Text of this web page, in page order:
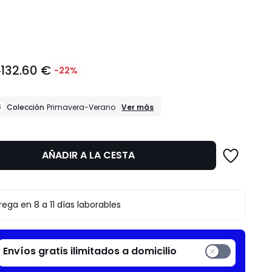
132.60 € -22%
Colección Primavera-Verano REBAJAS
Ver más
AÑADIR A LA CESTA
en 8 a 11 días laborables
Envíos gratis ilimitados a domicilio